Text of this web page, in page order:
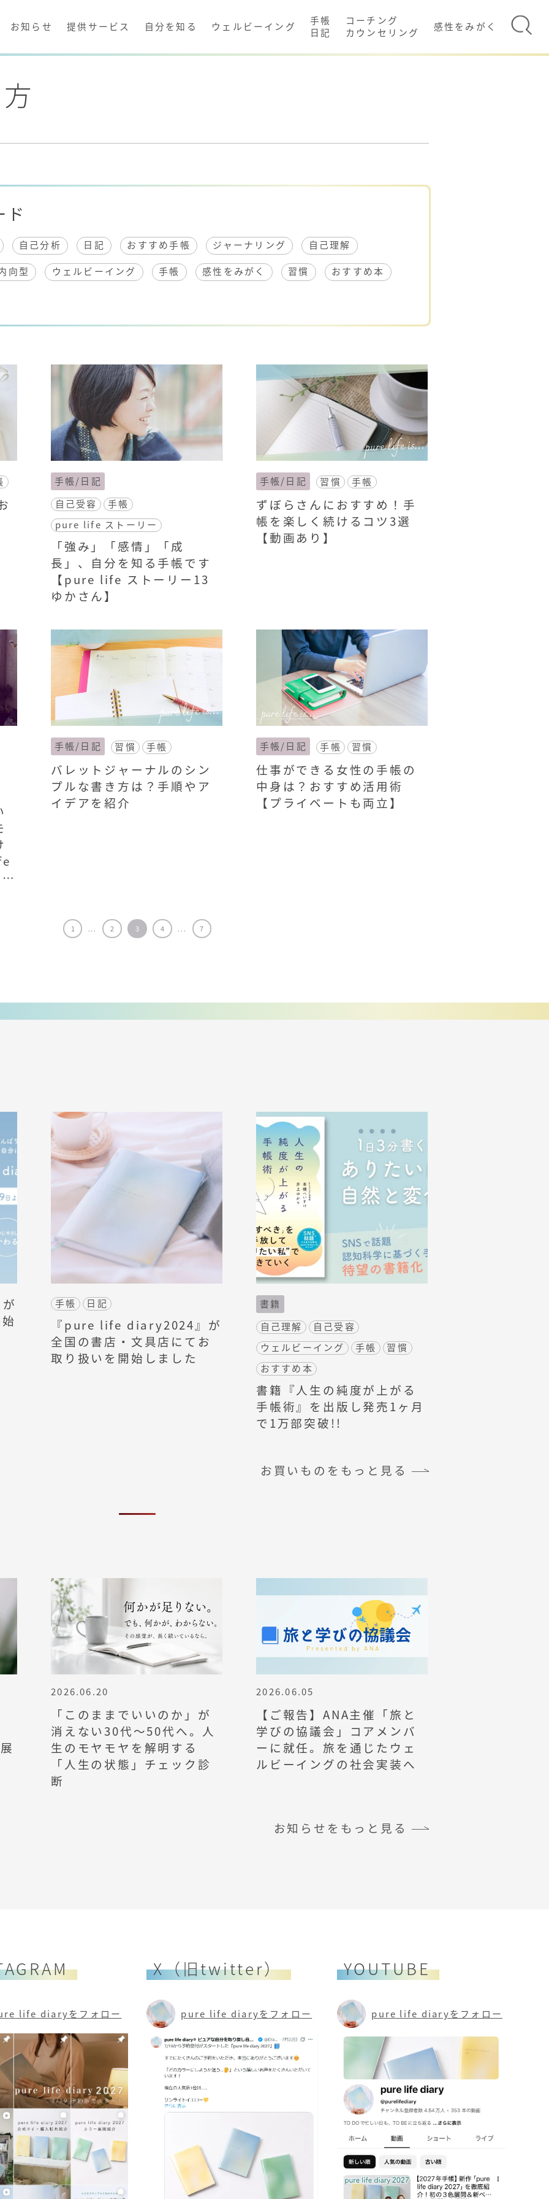
お知らせ 提供サービス 自分を知る ウェルビーイング
手帳
日記
コーチング
カウンセリング
感性をみがく
自己分析 日記 おすすめ手帳 ジャーナリング 自己理解
向型 ウェルビーイング 手帳 感性をみがく 習慣 おすすめ本
手帳/日記
自己受容
手帳
pure life ストーリー
「強み」「感情」「成
長」、自分を知る手帳です
【pure life ストーリー13
ゆかさん】
手帳/日記 習慣 手帳
ずぼらさんにおすすめ！手
帳を楽しく続けるコツ3選
【動画あり】
手帳/日記 習慣 手帳
バレットジャーナルのシン
プルな書き方は？手順やア
イデアを紹介
手帳/日記 手帳 習慣
仕事ができる女性の手帳の
中身は？おすすめ活用術
【プライベートも両立】
1 2 3 4 7
手帳 日記
『pure life diary2024』が
全国の書店・文具店にてお
取り扱いを開始しました
書籍
自己理解
自己受容
ウェルビーイング
手帳
習慣
おすすめ本
書籍『人生の純度が上がる
手帳術』を出版し発売1ヶ月
で1万部突破!!
お買いものをもっと見る
2026.06.20
「このままでいいのか」が
消えない30代〜50代へ。人
生のモヤモヤを解明する
「人生の状態」チェック診
断
2026.06.05
【ご報告】ANA主催「旅と
学びの協議会」コアメンバ
ーに就任。旅を通じたウェ
ルビーイングの社会実装へ
お知らせをもっと見る
life diaryをフォロー
X（旧twitter）
pure life diaryをフォロー
YOUTUBE
pure life diaryをフォロー